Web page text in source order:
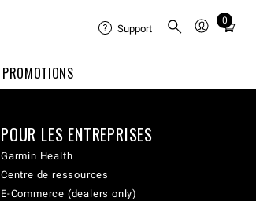
PROMOTIONS
Support
0
Total
cart:
POUR LES ENTREPRISES
Garmin Health
Centre de ressources
E-Commerce (dealers only)